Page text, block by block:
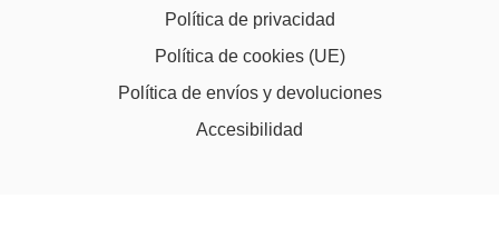
Política de privacidad
Política de cookies (UE)
Política de envíos y devoluciones
Accesibilidad